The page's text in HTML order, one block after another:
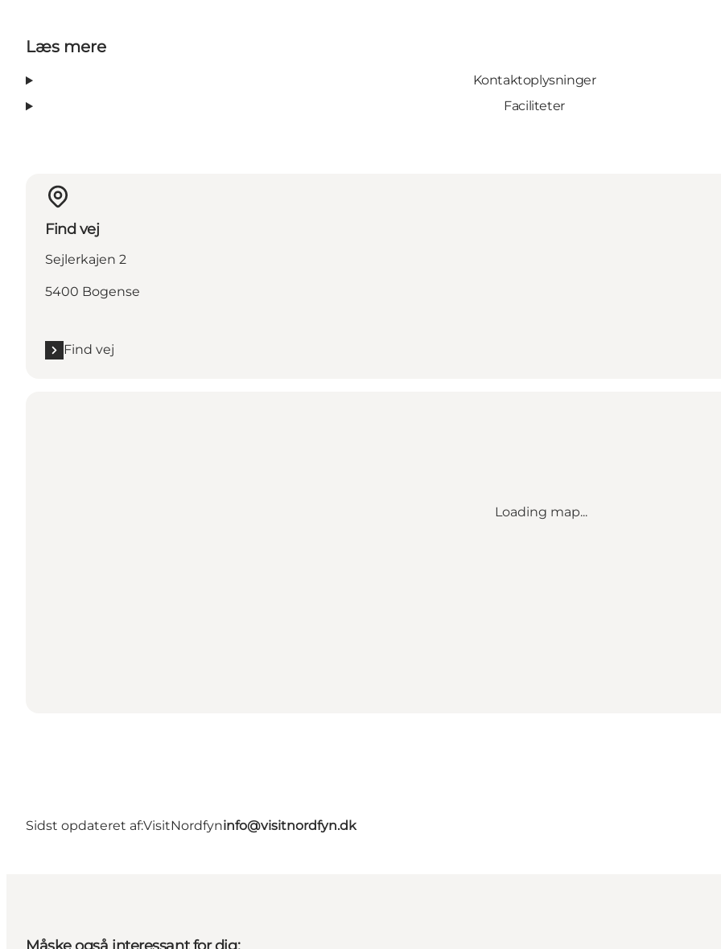
Læs mere
Kontaktoplysninger
Faciliteter
Find vej
Sejlerkajen 2
5400 Bogense
Find vej
Loading map...
Sidst opdateret af:VisitNordfyninfo@visitnordfyn.dk